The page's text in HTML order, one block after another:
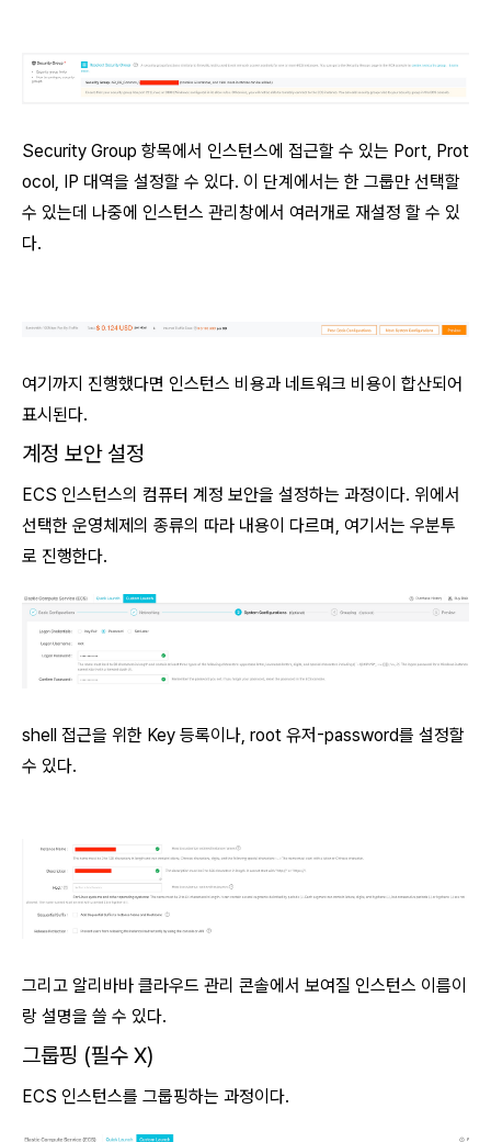
Security Group 항목에서 인스턴스에 접근할 수 있는 Port, Prot
ocol, IP 대역을 설정할 수 있다. 이 단계에서는 한 그룹만 선택할
수 있는데 나중에 인스턴스 관리창에서 여러개로 재설정 할 수 있
다.
여기까지 진행했다면 인스턴스 비용과 네트워크 비용이 합산되어
표시된다.
계정 보안 설정
ECS 인스턴스의 컴퓨터 계정 보안을 설정하는 과정이다. 위에서
선택한 운영체제의 종류의 따라 내용이 다르며, 여기서는 우분투
로 진행한다.
shell 접근을 위한 Key 등록이나, root 유저-password를 설정할
수 있다.
그리고 알리바바 클라우드 관리 콘솔에서 보여질 인스턴스 이름이
랑 설명을 쓸 수 있다.
그룹핑 (필수 X)
ECS 인스턴스를 그룹핑하는 과정이다.